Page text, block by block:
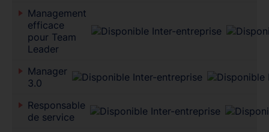
Management
efficace
pour Team
Leader
Manager
3.0
Responsable
de service